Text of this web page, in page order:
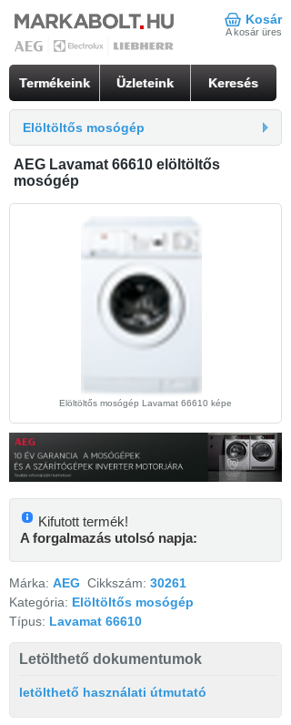
Kosár
A kosár üres
Termékeink Üzleteink Keresés
Elöltöltős mosógép
AEG Lavamat 66610 elöltöltős
mosógép
Elöltöltős mosógép Lavamat 66610 képe
Kifutott termék!
A forgalmazás utolsó napja:
Márka: AEG Cikkszám: 30261
Kategória: Elöltöltős mosógép
Típus: Lavamat 66610
Letölthető dokumentumok
letölthető használati útmutató